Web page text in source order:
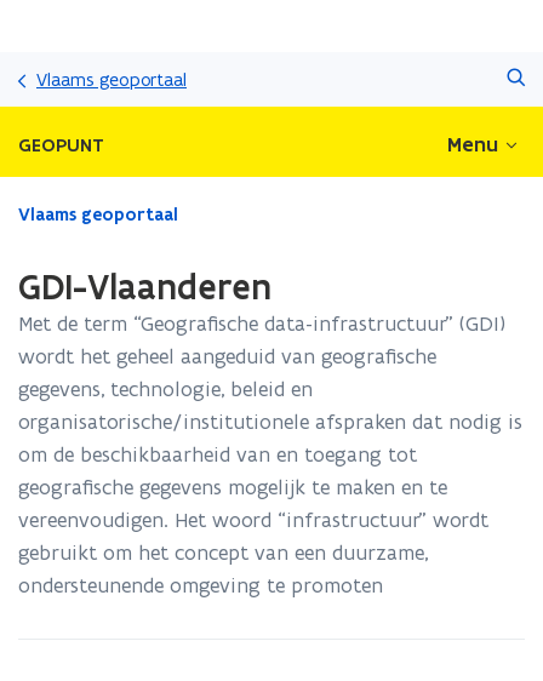
gaan
Vlaams geoportaal
GEOPUNT Menu
Gedaan
bevindt
op:
GDI-
Vlaanderen
Vlaams geoportaal
GDI-Vlaanderen
Met de term “Geografische data-infrastructuur” (GDI)
wordt het geheel aangeduid van geografische
gegevens, technologie, beleid en
organisatorische/institutionele afspraken dat nodig is
om de beschikbaarheid van en toegang tot
geografische gegevens mogelijk te maken en te
vereenvoudigen. Het woord “infrastructuur” wordt
gebruikt om het concept van een duurzame,
ondersteunende omgeving te promoten